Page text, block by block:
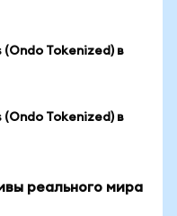
Tokenized) в
(Ondo Tokenized) в
реального мира